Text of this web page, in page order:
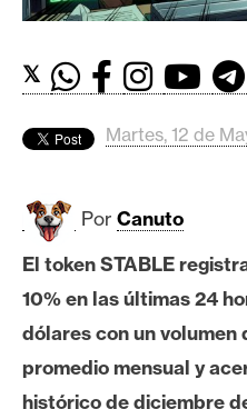
r
d
s
B
t
c
o
i
𝕏
Martes, 12 de
Por Canuto
El token STABLE
10% en las últimas 24
dólares con un volumen
promedio mensual y
histórico de diciembre